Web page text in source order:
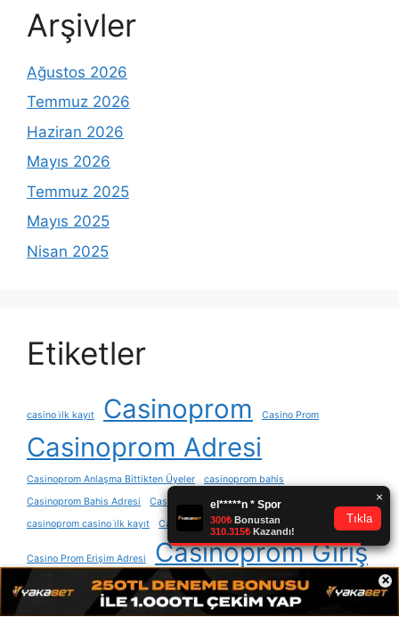
×
Arşivler
Ağustos 2026
Temmuz 2026
Haziran 2026
Mayıs 2026
Temmuz 2025
Mayıs 2025
Nisan 2025
Etiketler
casino i̇lk kayıt Casinoprom Casino Prom
Casinoprom Adresi
Casinoprom Anlaşma Bittikten Üyeler
casinoprom bahis
Casinoprom Bahis Adresi
Casinoprom Bahis Sitesi Oyun
casinoprom casino i̇lk kayıt
Casinoprom Diğer Şirketler Lisans
Casino Prom Erişim Adresi Casinoprom Giriş
Casinoprom Güncel Casinoprom Güncel Giriş
casinoprom güncelleme
Casinoprom Güven Değerlendirme
Casinoprom Güvenilirlik Sorusu